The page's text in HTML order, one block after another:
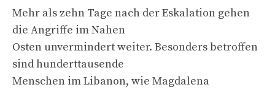
Mehr als zehn Tage nach der Eskalation gehen
die Angriffe im Nahen
Osten unvermindert weiter. Besonders betroffen
sind hunderttausende
Menschen im Libanon, wie Magdalena